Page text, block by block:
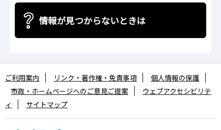
情報が見つからないときは
ご利用案内 リンク・著作権・免責事項
個人情報の保護
市政・ホームページへのご意見ご提案
ウェブアクセシビリテ
ィ
サイトマップ